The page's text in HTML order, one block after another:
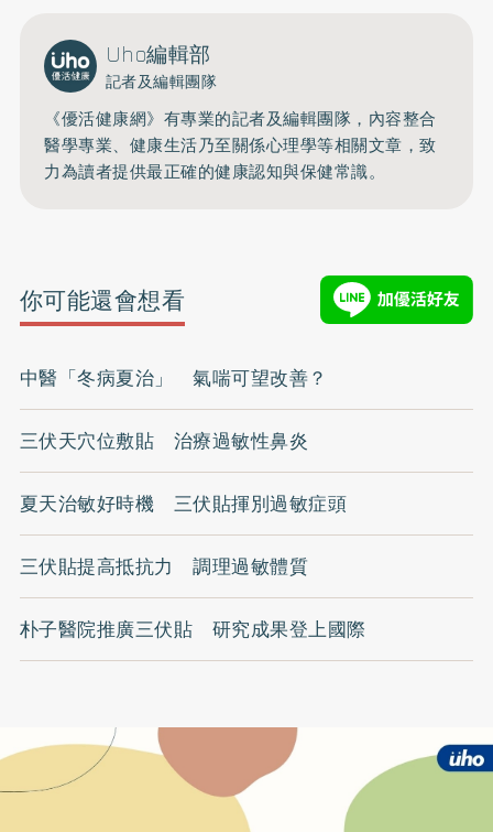
Uho編輯部
記者及編輯團隊
《優活健康網》有專業的記者及編輯團隊，內容整合
醫學專業、健康生活乃至關係心理學等相關文章，致
力為讀者提供最正確的健康認知與保健常識。
你可能還會想看
中醫「冬病夏治」 氣喘可望改善？
三伏天穴位敷貼 治療過敏性鼻炎
夏天治敏好時機 三伏貼揮別過敏症頭
三伏貼提高抵抗力 調理過敏體質
朴子醫院推廣三伏貼 研究成果登上國際